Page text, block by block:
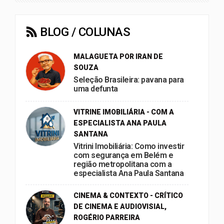
BLOG / COLUNAS
MALAGUETA POR IRAN DE
SOUZA
Seleção Brasileira: pavana para
uma defunta
VITRINE IMOBILIÁRIA - COM A
ESPECIALISTA ANA PAULA
SANTANA
Vitrini Imobiliária: Como investir
com segurança em Belém e
região metropolitana com a
especialista Ana Paula Santana
CINEMA & CONTEXTO - CRÍTICO
DE CINEMA E AUDIOVISIAL,
ROGÉRIO PARREIRA